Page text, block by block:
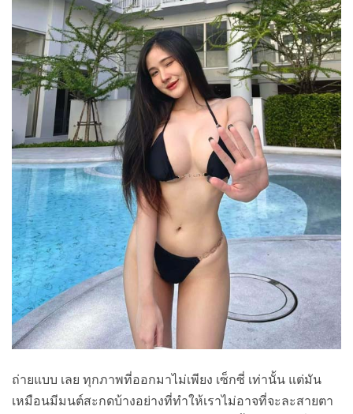
ถ่ายแบบ เลย ทุกภาพที่ออกมาไม่เพียง เซ็กซี่ เท่านั้น แต่มัน
เหมือนมีมนต์สะกดบ้างอย่างที่ทำให้เราไม่อาจที่จะละสายตา